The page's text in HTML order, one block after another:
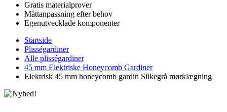
Gratis materialprover
Måttanpassning efter behov
Egenutvecklade komponenter
Startside
Plisségardiner
Alle plisségardiner
45 mm Elektriske Honeycomb Gardiner
Elektrisk 45 mm honeycomb gardin Silkegrå mørklægning